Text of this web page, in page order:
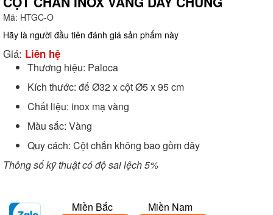
Mã: HTGC-O
Hãy là người đầu tiên đánh giá sản phẩm này
Giá: Liên hệ
Thương hiệu: Paloca
Kích thước: đế Ø32 x cột Ø5 x 95 cm
Chất liệu: inox mạ vàng
Màu sắc: Vàng
Quy cách: Cột chắn không bao gồm dây
Thông số kỹ thuật có độ sai lệch 5%
Miền Bắc
Miền Nam